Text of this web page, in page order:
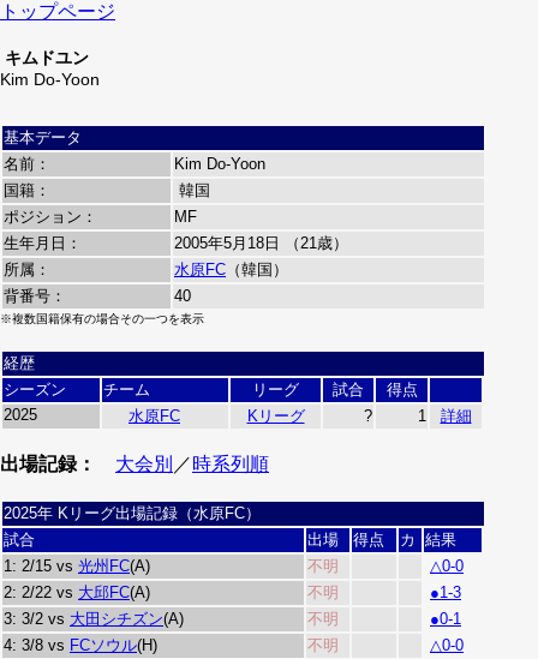
トップページ
キムドユン
Kim Do-Yoon
基本データ
名前：
Kim Do-Yoon
国籍：
韓国
ポジション：
MF
生年月日：
2005年5月18日 （21歳）
所属：
水原FC （韓国）
背番号：
40
※複数国籍保有の場合その一つを表示
経歴
シーズン
チーム リーグ 試合
得点
2025
水原FC Kリーグ ? 1 詳細
出場記録： 大会別 ／時系列順
2025年 Kリーグ出場記録（水原FC）
試合
出場 得点 カ
結果
1: 2/15 vs 光州FC(A) 不明
△0-0
2: 2/22 vs 大邱FC(A) 不明
●1-3
3: 3/2 vs 大田シチズン(A) 不明
●0-1
4: 3/8 vs FCソウル(H) 不明
△0-0